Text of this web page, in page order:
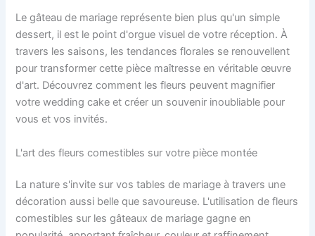
Le gâteau de mariage représente bien plus qu'un simple
dessert, il est le point d'orgue visuel de votre réception. À
travers les saisons, les tendances florales se renouvellent
pour transformer cette pièce maîtresse en véritable œuvre
d'art. Découvrez comment les fleurs peuvent magnifier
votre wedding cake et créer un souvenir inoubliable pour
vous et vos invités.
L'art des fleurs comestibles sur votre pièce montée
La nature s'invite sur vos tables de mariage à travers une
décoration aussi belle que savoureuse. L'utilisation de fleurs
comestibles sur les gâteaux de mariage gagne en